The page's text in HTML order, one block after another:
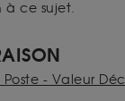
à ce sujet.
- Valeur